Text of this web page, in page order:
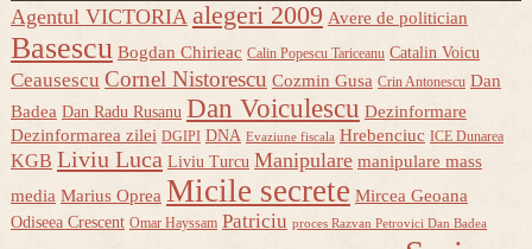
Agentul VICTORIA alegeri 2009 Avere de politician
Basescu Bogdan Chirieac Calin Popescu Tariceanu Catalin Voicu
Ceausescu Cornel Nistorescu Cozmin Gusa Crin Antonescu Dan
Badea Dan Radu Rusanu Dan Voiculescu Dezinformare
Dezinformarea zilei DGIPI DNA Evaziune fiscala Hrebenciuc ICE Dunarea
KGB Liviu Luca Liviu Turcu Manipulare manipulare mass
media Marius Oprea Micile secrete Mircea Geoana
Odiseea Crescent Omar Hayssam Patriciu proces Razvan Petrovici Dan Badea